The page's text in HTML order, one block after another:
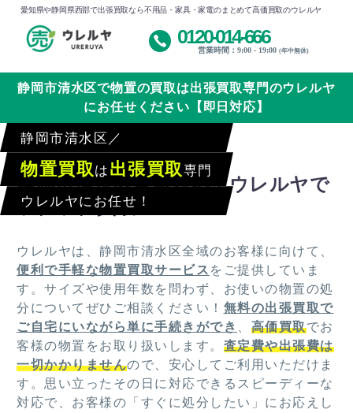
愛知県や静岡県西部で出張買取なら不用品・家具・家電のまとめて高価買取のウレルヤ
0120-014-666
営業時間：9:00 - 19:00 (年中無休)
静岡市清水区で物置の買取は出張買取専門のウレルヤ
にお任せください【即日対応】
静岡市清水区／
物置買取 は 出張買取 専門
ウレルヤにお任せ！
静岡市清水区全域対応！ウレルヤで
ラクラク買取
ウレルヤは、静岡市清水区全域のお客様に向けて、
便利で手軽な物置買取サービス をご提供していま
す。サイズや使用年数を問わず、お使いの物置の処
分についてぜひご相談ください！ 無料の出張買取で
ご自宅にいながら単に手続きができ
高価買取でお
客様の物置をお取り扱いします。 査定費や出張費は
一切かかりませんので、安心してご利用いただけま
す。思い立ったその日に対応できるスピーディーな
対応で、お客様の「すぐに処分したい」にお応えし